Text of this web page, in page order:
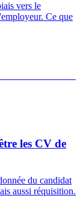
vers le
Ce que
les CV de
du candidat
aussi réquisition.